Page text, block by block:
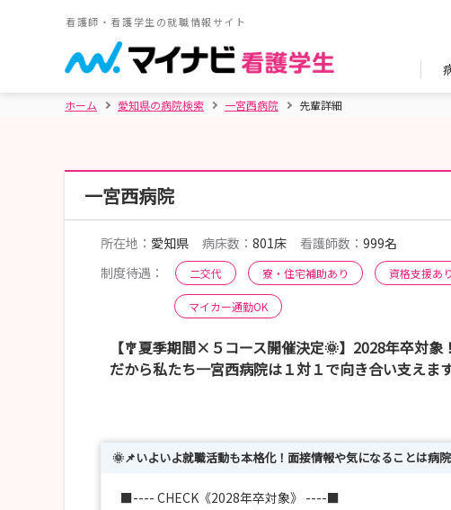
看護師・看護学生の就職情報サイト
ホーム 愛知県の病院検索 一宮西病院 先輩詳細
一宮西病院
所在地： 愛知県 病床数： 801床 看護師数： 999名
制度待遇：
二交代 寮・住宅補助あり 資格支援あり
マイカー通勤OK
【🎐夏季期間×５コース開催決定🌞】2028年卒対象
だから私たち一宮西病院は１対１で向き合い支えます
🌞📌いよいよ就職活動も本格化！面接情報や気になることは病
■---- CHECK《2028年卒対象》 ----■